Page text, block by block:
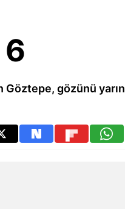
6
Göztepe, gözünü yarın